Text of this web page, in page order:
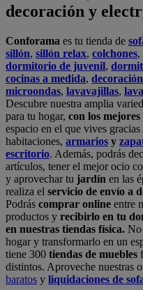
decoración y
Conforama es tu tienda de
sillón, sillón relax, colchones,
dormitorio de juvenil,
cocinas a medida, decoración
microondas, lavavajillas,
Descubre nuestra amplia
para tu hogar, con los
espacio en el que vives gracias
habitaciones, armarios y
escritorio. Además, podrás
artículos, tener el mejor ocio
y aprovechar tu jardín en las
realiza el servicio de envío a
Podrás comprar online entre
productos y recibirlo en tu
en nuestras tiendas física. No
hogar y transformarlo en un
tiene 300 tiendas de muebles
distintos. Aproveche nuestras
baratos y liquidaciones de